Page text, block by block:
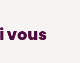
vous